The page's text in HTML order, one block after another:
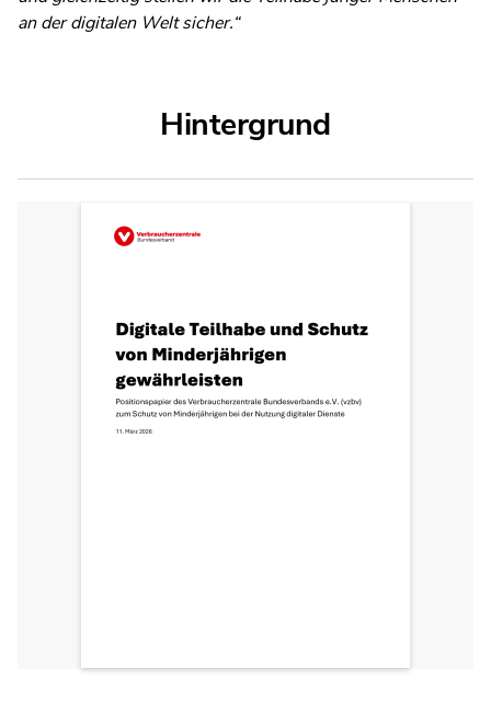
an der digitalen Welt sicher.“
Hintergrund